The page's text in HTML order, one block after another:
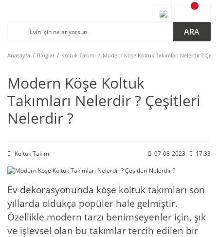
ARA
Anasayfa Bloglar Koltuk Takımı Modern Köşe Koltuk Takımları Nelerdir ?
Modern Köşe Koltuk
Takımları Nelerdir ? Çeşitleri
Nelerdir ?
Koltuk Takımı 07-08-2023 17:33
Ev dekorasyonunda köşe koltuk takımları son
yıllarda oldukça popüler hale gelmiştir.
Özellikle modern tarzı benimseyenler için, şık
ve işlevsel olan bu takımlar tercih edilen bir